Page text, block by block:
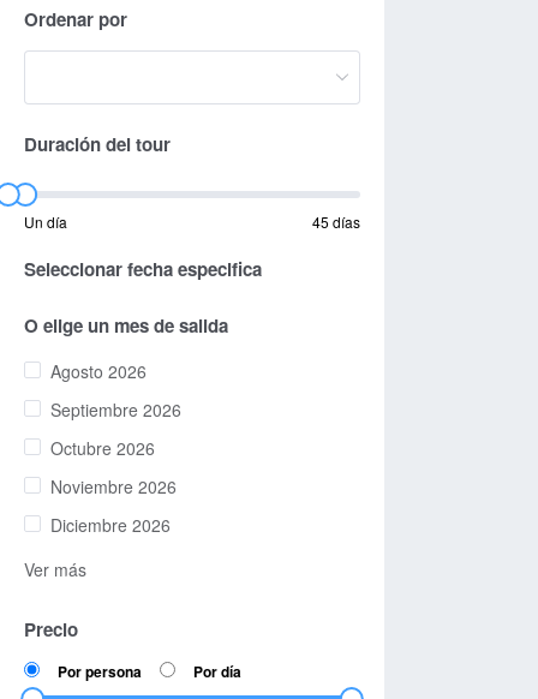
Ordenar por
Duración del tour
Un día 45 días
Seleccionar fecha especifica
O elige un mes de salida
Agosto 2026
Septiembre 2026
Octubre 2026
Noviembre 2026
Diciembre 2026
Ver más
Precio
Por persona Por día